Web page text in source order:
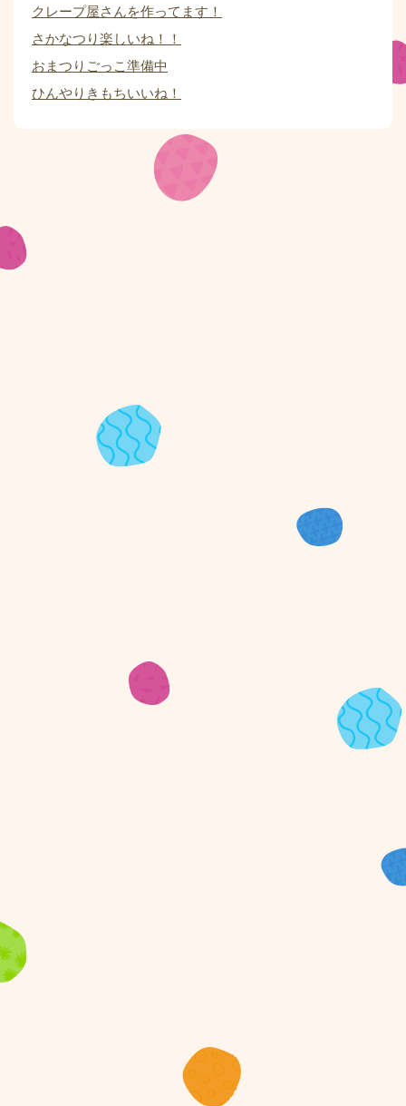
クレープ屋さんを作ってます！
さかなつり楽しいね！！
おまつりごっこ準備中
ひんやりきもちいいね！